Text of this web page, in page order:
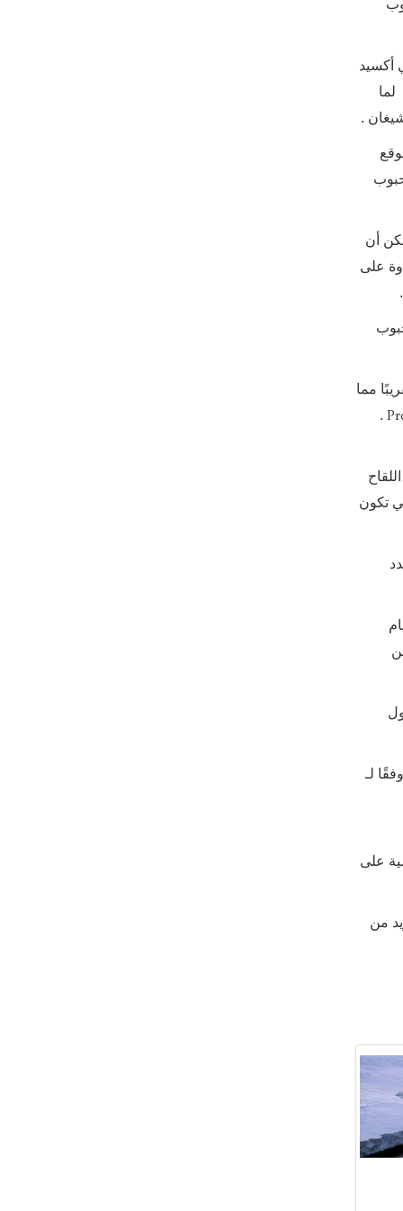
حبوب
أكسيد
لما
.
المتحدة وبيانات حبوب اللقاح التاريخية التي تم جمعها من 100 موقع
أن
. علاوة على
حبوب اللقاح قبل حوالي 20 يومًا ، وأحمال حبوب اللقاح أعلى بنسبة 21 ٪ تقريبًا مما
.
تكون
لـ
على
من